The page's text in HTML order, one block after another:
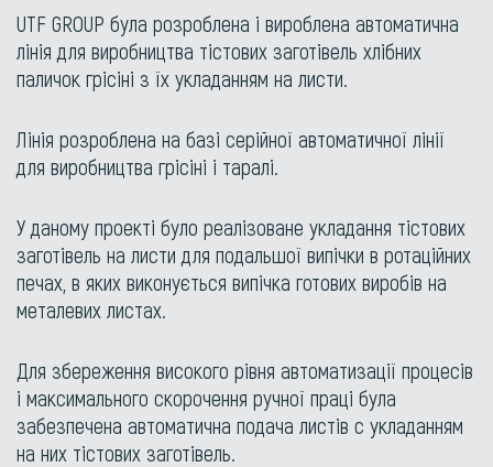
UTF GROUP була розроблена і вироблена автоматична
лінія для виробництва тістових заготівель хлібних
паличок грісіні з їх укладанням на листи.
Лінія розроблена на базі серійної автоматичної лінії
для виробництва грісіні і таралі.
У даному проекті було реалізоване укладання тістових
заготівель на листи для подальшої випічки в ротаційних
печах, в яких виконується випічка готових виробів на
металевих листах.
Для збереження високого рівня автоматизації процесів
і максимального скорочення ручної праці була
забезпечена автоматична подача листів с укладанням
на них тістових заготівель.